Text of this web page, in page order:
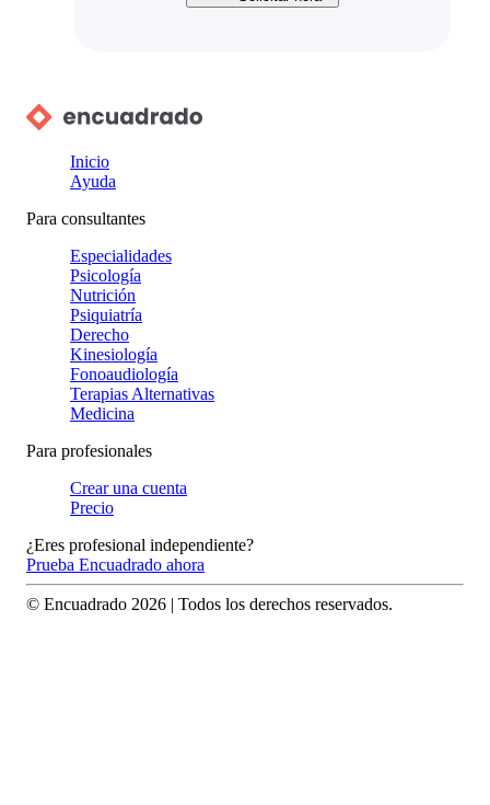
Inicio
Ayuda
Para consultantes
Especialidades
Psicología
Nutrición
Psiquiatría
Derecho
Kinesiología
Fonoaudiología
Terapias Alternativas
Medicina
Para profesionales
Crear una cuenta
Precio
¿Eres profesional independiente?
Prueba Encuadrado ahora
© Encuadrado 2026 | Todos los derechos reservados.